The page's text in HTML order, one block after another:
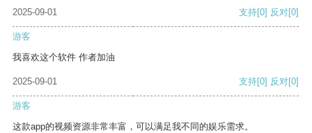
2025-09-01 支持[0] 反对[0]
游客
我喜欢这个软件 作者加油
2025-09-01 支持[0] 反对[0]
游客
这款app的视频资源非常丰富，可以满足我不同的娱乐需求。